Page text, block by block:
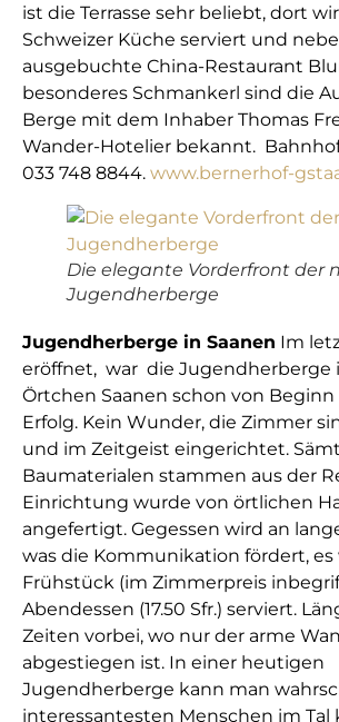
ist die Terrasse sehr beliebt, dort
Schweizer Küche serviert und
ausgebuchte China-Restaurant
besonderes Schmankerl sind die
Berge mit dem Inhaber Thomas
Wander-Hotelier bekannt.
033 748 8844. www.bernerhof-
Die elegante Vorderfront der
Jugendherberge
Jugendherberge in Saanen Im
eröffnet, war die Jugendherberge
Örtchen Saanen schon von
Erfolg. Kein Wunder, die Zimmer
und im Zeitgeist eingerichtet.
Baumaterialen stammen aus der
Einrichtung wurde von örtlichen
angefertigt. Gegessen wird an
was die Kommunikation fördert, es
Frühstück (im Zimmerpreis
Abendessen (17.50 Sfr.) serviert.
Zeiten vorbei, wo nur der arme
abgestiegen ist. In einer heutigen
Jugendherberge kann man
interessantesten Menschen im Tal